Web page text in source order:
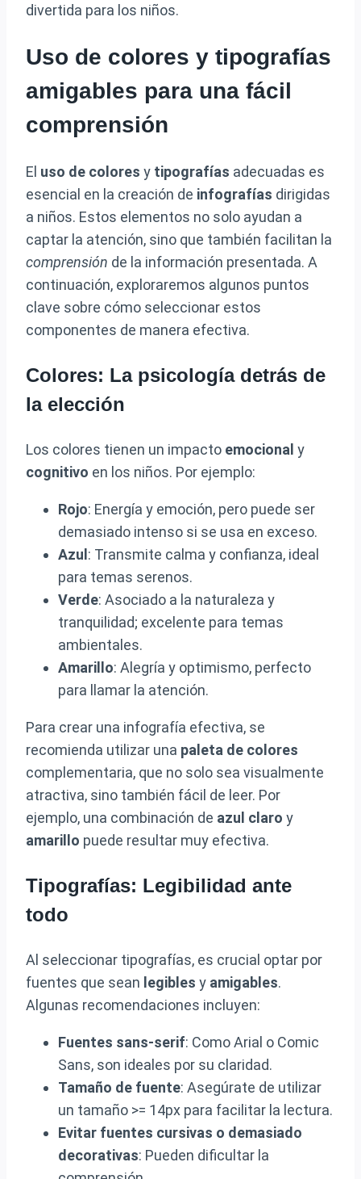
divertida para los niños.
Uso de colores y tipografías
amigables para una fácil
comprensión
El uso de colores y tipografías adecuadas es
esencial en la creación de infografías dirigidas
a niños. Estos elementos no solo ayudan a
captar la atención, sino que también facilitan la
comprensión de la información presentada. A
continuación, exploraremos algunos puntos
clave sobre cómo seleccionar estos
componentes de manera efectiva.
Colores: La psicología detrás de
la elección
Los colores tienen un impacto emocional y
cognitivo en los niños. Por ejemplo:
Rojo: Energía y emoción, pero puede ser
demasiado intenso si se usa en exceso.
Azul : Transmite calma y confianza, ideal
para temas serenos.
Verde: Asociado a la naturaleza y
tranquilidad; excelente para temas
ambientales.
Amarillo: Alegría y optimismo, perfecto
para llamar la atención.
Para crear una infografía efectiva, se
recomienda utilizar una paleta de colores
complementaria, que no solo sea visualmente
atractiva, sino también fácil de leer. Por
ejemplo, una combinación de azul claro y
amarillo puede resultar muy efectiva.
Tipografías: Legibilidad ante
todo
Al seleccionar tipografías, es crucial optar por
fuentes que sean legibles y amigables.
Algunas recomendaciones incluyen:
Fuentes sans-serif: Como Arial o Comic
Sans, son ideales por su claridad.
Tamaño de fuente: Asegúrate de utilizar
un tamaño >= 14px para facilitar la lectura.
Evitar fuentes cursivas o demasiado
decorativas: Pueden dificultar la